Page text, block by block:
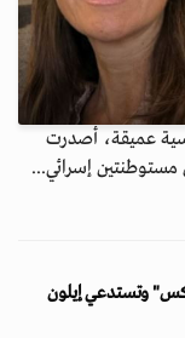
عميقة، أصدرت
إسرائي...
وتستدعي إيلون